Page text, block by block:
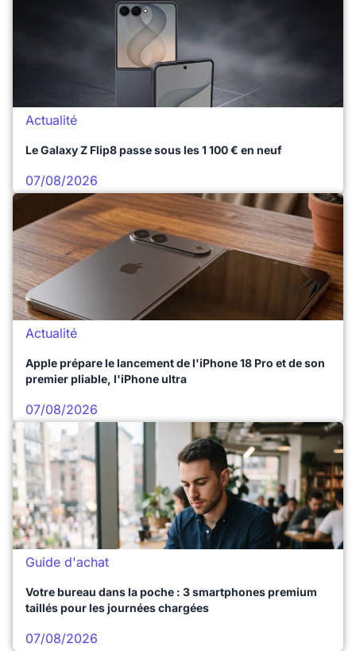
Actualité
Le Galaxy Z Flip8 passe sous les 1 100 € en neuf
07/08/2026
Actualité
Apple prépare le lancement de l'iPhone 18 Pro et de son
premier pliable, l'iPhone ultra
07/08/2026
Guide d'achat
Votre bureau dans la poche : 3 smartphones premium
taillés pour les journées chargées
07/08/2026